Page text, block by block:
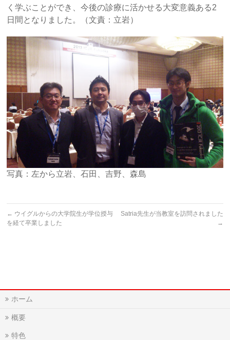
く学ぶことができ、今後の診療に活かせる大変意義ある2
日間となりました。（文責：立岩）
写真：左から立岩、石田、吉野、森島
← ウイグルからの大学院生が学位授与
を経て卒業しました
Satria先生が当教室を訪問されました
→
ホーム
概要
特色